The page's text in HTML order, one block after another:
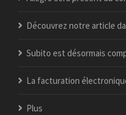
Découvrez notre article dans
Subito est désormais
La facturation électronique,
Plus